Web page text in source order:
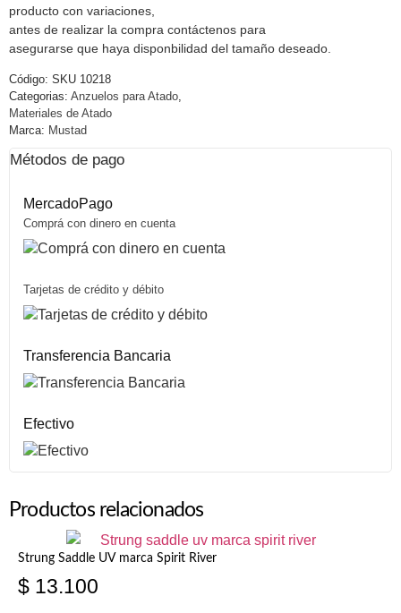
producto con variaciones,
antes de realizar la compra contáctenos para
asegurarse que haya disponbilidad del tamaño deseado.
Código: SKU 10218
Categorias: Anzuelos para Atado
Materiales de Atado
Marca: Mustad
Métodos de pago
MercadoPago
Comprá con dinero en cuenta
Tarjetas de crédito y débito
Transferencia Bancaria
Efectivo
Productos relacionados
Strung Saddle UV marca Spirit River
$ 13.100